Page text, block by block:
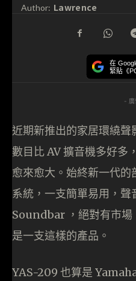
Author: Lawrence
在
緊貼《
- 廣
近期新推出的家居環繞
數目比 AV 擴音機多好
愈來愈大。始終新一代的
系統，一支簡單易用，聲
Soundbar ，絕對有市
是一支這樣的產品。
YAS-209 也算是